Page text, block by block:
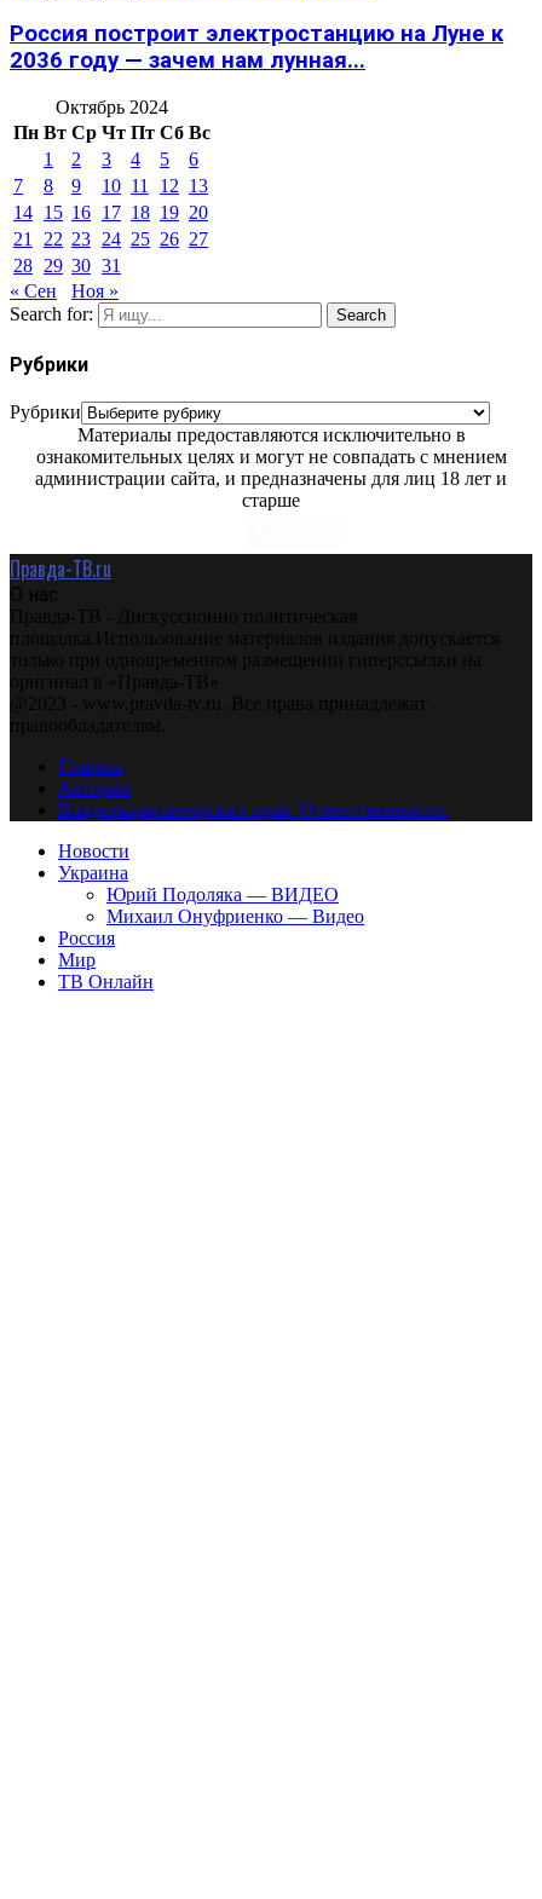
Россия построит электростанцию на Луне к
2036 году — зачем нам лунная...
Октябрь 2024
Пн Вт Ср Чт Пт Сб Вс
1
2 3 4 5
6
7
8 9 10 11 12 13
14 15 16 17 18 19 20
21
22 23 24 25 26 27
28 29 30 31
« Сен
Ноя »
Search for:
Search
Рубрики
Рубрики
Материалы предоставляются исключительно в
ознакомительных целях и могут не совпадать с мнением
администрации сайта, и предназначены для лиц 18 лет и
старше
Правда-ТВ.ru
О нас
Правда-ТВ - Дискуссионно политическая
площадка.Использование материалов издания допускается
только при одновременном размещении гиперссылки на
оригинал в «Правда-ТВ»
@2023 - www.pravda-tv.ru. Все права принадлежат
правообладателям.
Главная
Авторам
Владельцам авторских прав. Ответственности.
Новости
Украина
Юрий Подоляка — ВИДЕО
Михаил Онуфриенко — Видео
Россия
Мир
ТВ Онлайн